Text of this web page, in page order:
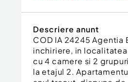
Descriere anunt
COD IA 24245
inchiriere, in
cu 4 camere si 2
la etajul 2.